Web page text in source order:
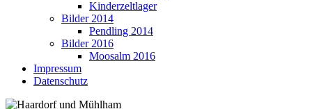
Kinderzeltlager
Bilder 2014
Pendling 2014
Bilder 2016
Moosalm 2016
Impressum
Datenschutz